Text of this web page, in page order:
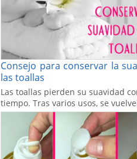
Consejo para conservar la
las toallas
Las toallas pierden su suavidad
tiempo. Tras varios usos, se